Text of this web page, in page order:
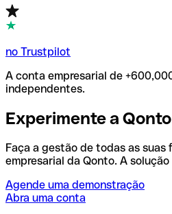
no Trustpilot
A conta empresarial de
independentes.
Experimente a Qonto
Faça a gestão de todas as suas
empresarial da Qonto. A
Agende uma demonstração
Abra uma conta